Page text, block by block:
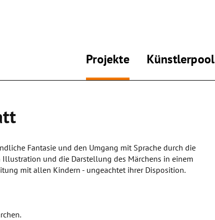
Projekte Künstlerpool
Fantasie und den Umgang mit Sprache durch die
und die Darstellung des Märchens in einem
mit allen Kindern - ungeachtet ihrer Disposition.